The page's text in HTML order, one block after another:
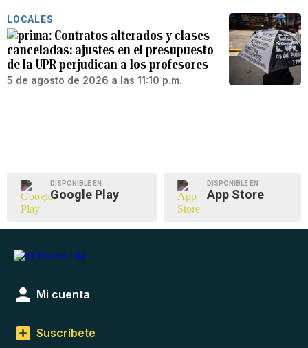
LOCALES
Contratos alterados y clases
canceladas: ajustes en el presupuesto
de la UPR perjudican a los profesores
5 de agosto de 2026 a las 11:10 p.m.
DISPONIBLE EN
Google Play
DISPONIBLE EN
App Store
Mi cuenta
Suscríbete